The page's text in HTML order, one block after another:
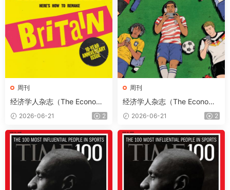
周刊
经济学人杂志（The Economis
t）2026年6月20日（PDF版
+音频+Kindle版）
2026-06-21 2
周刊
经济学人杂志（The Economis
t）2026年6月13日（PDF版
+音频+Kindle版）
2026-06-21 2